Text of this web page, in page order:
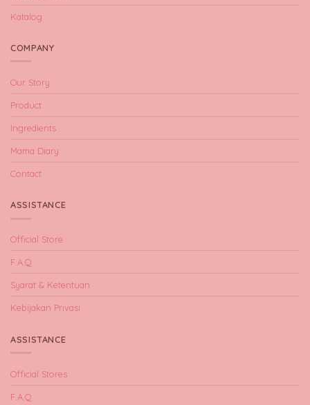
Katalog
COMPANY
Our Story
Product
Ingredients
Mama Diary
Contact
ASSISTANCE
Official Store
F.A.Q
Syarat & Ketentuan
Kebijakan Privasi
ASSISTANCE
Official Stores
F.A.Q